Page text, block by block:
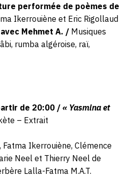
performée de poèmes de
Ikerrouiène et Eric Rigollaud
Mehmet A. / Musiques
rumba algéroise, raï,
de 20:00 /« Yasmina et
– Extrait
Fatma Ikerrouiène, Clémence
Neel et Thierry Neel de
Lalla-Fatma M.A.T.